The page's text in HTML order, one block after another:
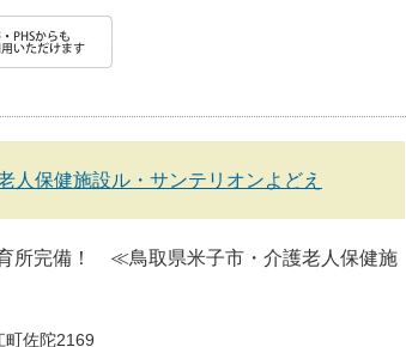
人保健施設ル・サンテリオンよどえ
完備！ ≪鳥取県米子市・介護老人保健施
町佐陀2169